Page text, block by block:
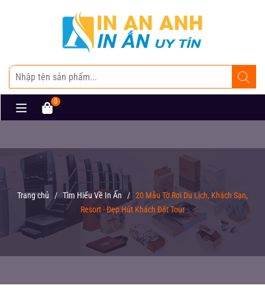
0
Trang chủ / Tìm Hiểu Về In Ấn / 20 Mẫu Tờ Rơi Du Lịch, Khách Sạn,
Resort - Đẹp Hút Khách Đặt Tour